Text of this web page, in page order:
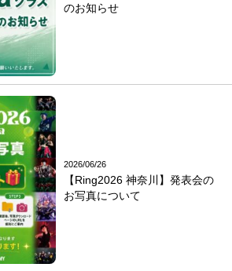
のお知らせ
2026/06/26
【Ring2026 神奈川】発表会の
お写真について